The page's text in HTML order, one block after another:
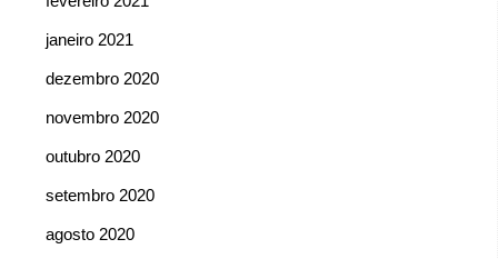
janeiro 2021
dezembro 2020
novembro 2020
outubro 2020
setembro 2020
agosto 2020